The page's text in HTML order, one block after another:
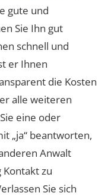
gute und
Sie Ihn gut
schnell und
er Ihnen
die Kosten
alle weiteren
eine oder
„ja“ beantworten,
Anwalt
zu
Sie sich